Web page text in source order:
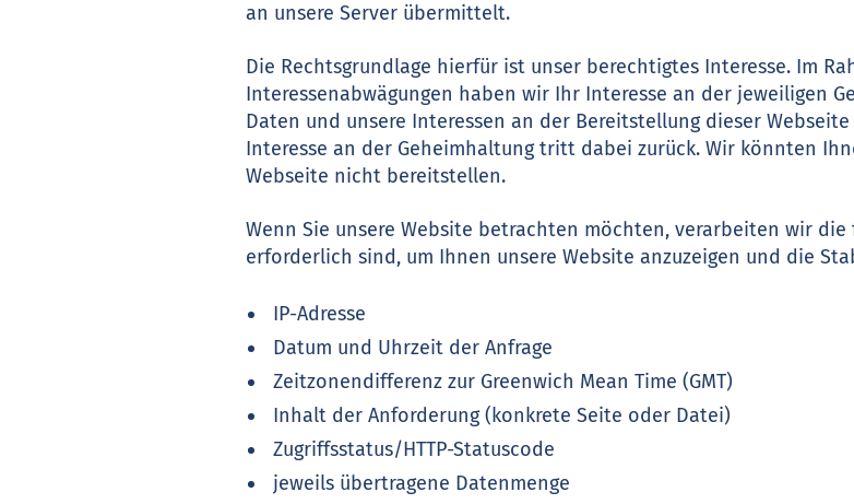
an unsere Server übermittelt.
Die Rechtsgrundlage hierfür ist unser berechtigtes Interesse. Im
Interessenabwägungen haben wir Ihr Interesse an der jeweiligen
Daten und unsere Interessen an der Bereitstellung dieser
Interesse an der Geheimhaltung tritt dabei zurück. Wir könnten
Webseite nicht bereitstellen.
Wenn Sie unsere Website betrachten möchten, verarbeiten wir
erforderlich sind, um Ihnen unsere Website anzuzeigen und die
IP-Adresse
Datum und Uhrzeit der Anfrage
Zeitzonendifferenz zur Greenwich Mean Time (GMT)
Inhalt der Anforderung (konkrete Seite oder Datei)
Zugriffsstatus/HTTP-Statuscode
jeweils übertragene Datenmenge